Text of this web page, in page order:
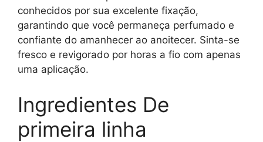
conhecidos por sua excelente fixação,
garantindo que você permaneça perfumado e
confiante do amanhecer ao anoitecer. Sinta-se
fresco e revigorado por horas a fio com apenas
uma aplicação.
Ingredientes De
primeira linha